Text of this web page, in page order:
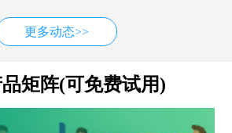
更多动态>>
矩阵(可免费试用)